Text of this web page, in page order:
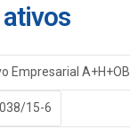
Empresarial A+H+OB
15-6